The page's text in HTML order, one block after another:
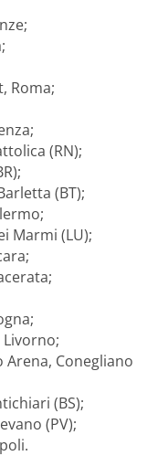
Roma;
(RN);
(BT);
Marmi (LU);
Arena, Conegliano
(BS);
(PV);